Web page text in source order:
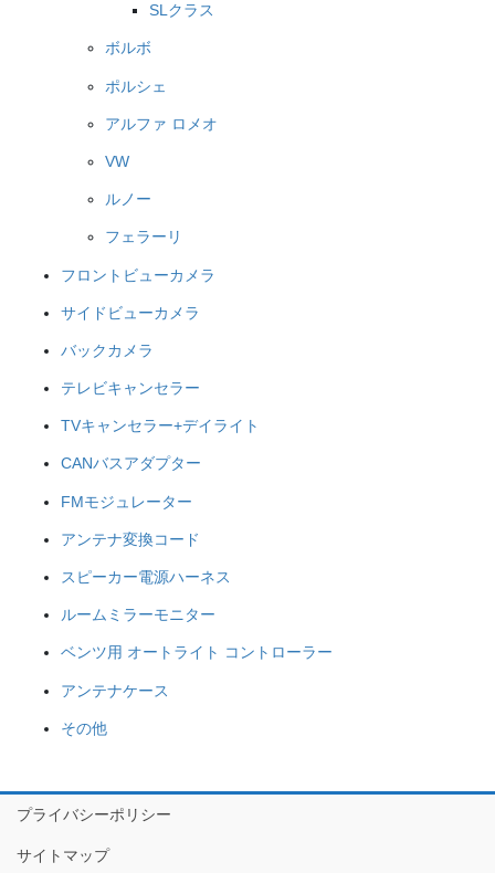
SLクラス
ボルボ
ポルシェ
アルファ ロメオ
VW
ルノー
フェラーリ
フロントビューカメラ
サイドビューカメラ
バックカメラ
テレビキャンセラー
TVキャンセラー+デイライト
CANバスアダプター
FMモジュレーター
アンテナ変換コード
スピーカー電源ハーネス
ルームミラーモニター
ベンツ用 オートライト コントローラー
アンテナケース
その他
プライバシーポリシー
サイトマップ